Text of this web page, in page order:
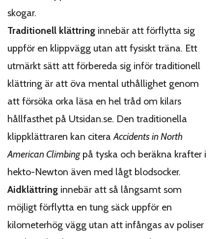
skogar.
Traditionell klättring innebär att förflytta sig
uppför en klippvägg utan att fysiskt träna. Ett
utmärkt sätt att förbereda sig inför traditionell
klättring är att öva mental uthållighet genom
att försöka orka läsa en hel tråd om kilars
hållfasthet på Utsidan.se. Den traditionella
klippklättraren kan citera Accidents in North
American Climbingpå tyska och beräkna krafter i
hekto-Newton även med lågt blodsocker.
Aidklättring innebär att så långsamt som
möjligt förflytta en tung säck uppför en
kilometerhög vägg utan att infångas av poliser